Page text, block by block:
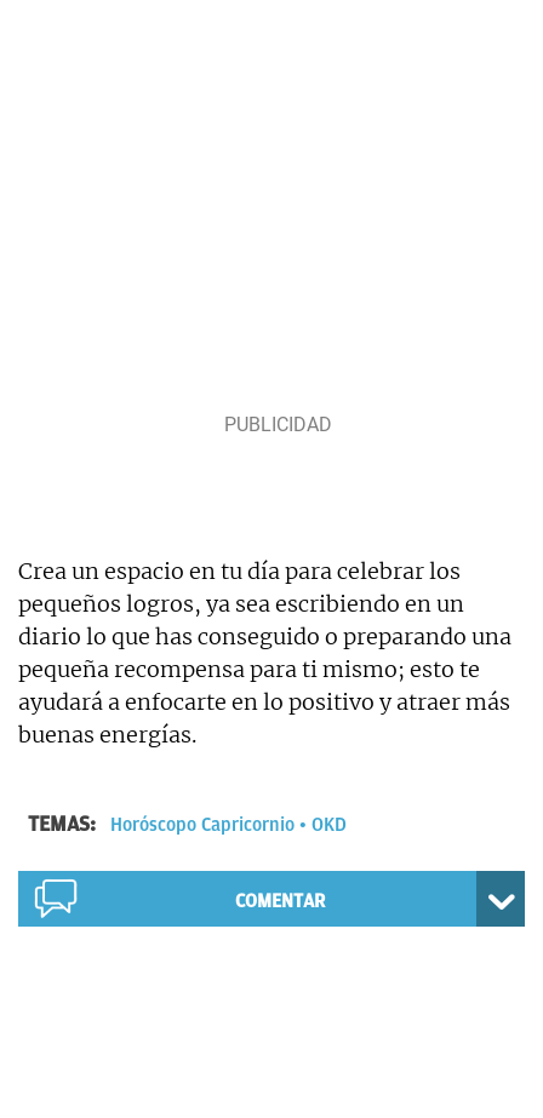
Crea un espacio en tu día para celebrar los
pequeños logros, ya sea escribiendo en un
diario lo que has conseguido o preparando una
pequeña recompensa para ti mismo; esto te
ayudará a enfocarte en lo positivo y atraer más
buenas energías.
TEMAS: Horóscopo Capricornio OKD
COMENTAR